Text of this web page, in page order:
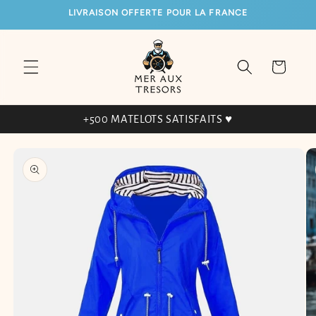
AU
LIVRAISON OFFERTE POUR LA FRANCE
Panier
+500 MATELOTS SATISFAITS ♥
INFORMATIONS
PRODUITS